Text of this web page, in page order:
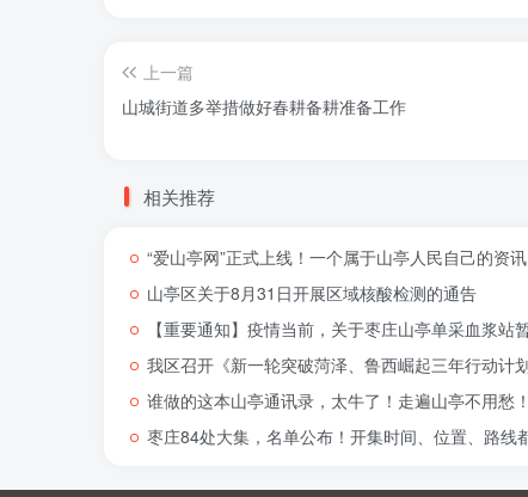
上一篇
山城街道多举措做好春耕备耕准备工作
相关推荐
“爱山亭网”正式上线！一个属于山亭人民自己的资讯
山亭区关于8月31日开展区域核酸检测的通告
【重要通知】疫情当前，关于枣庄山亭单采血浆站
我区召开《新一轮突破菏泽、鲁西崛起三年行动
谁做的这本山亭通讯录，太牛了！走遍山亭不用愁！
枣庄84处大集，名单公布！开集时间、位置、路线